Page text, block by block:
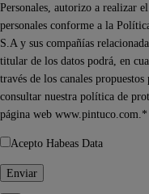
Personales, autorizo a realizar
personales conforme a la
S.A y sus compañías
titular de los datos podrá, en
través de los canales
consultar nuestra política de
página web www.pintuco.com.*
Acepto Habeas Data